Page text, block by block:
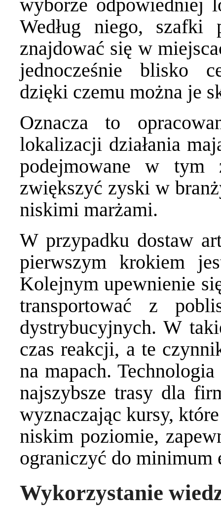
wyborze odpowiedniej
Według niego, szafki
znajdować się w
jednocześnie blisko
dzięki czemu można je
Oznacza to
lokalizacji działania
podejmowane w tym
zwiększyć zyski w
niskimi marżami.
W przypadku dostaw
pierwszym krokiem
Kolejnym upewnienie
transportować z
dystrybucyjnych. W
czas reakcji, a te
na mapach.
najszybsze trasy dla
wyznaczając kursy,
niskim poziomie,
ograniczyć do minimum
Wykorzystanie